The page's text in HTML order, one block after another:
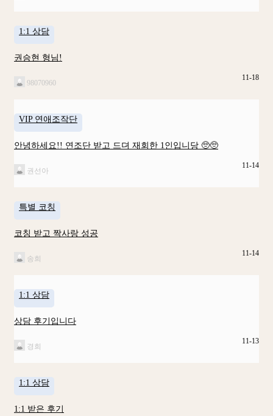
1:1 상담
권승현 형님!
98070960
11-18
VIP 연애조작단
안녕하세요!! 연조단 받고 드뎌 재회한 1인입니당 🥺🥺
권선아
11-14
특별 코칭
코칭 받고 짝사랑 성공
송희
11-14
1:1 상담
상담 후기입니다
경희
11-13
1:1 상담
1:1 받은 후기